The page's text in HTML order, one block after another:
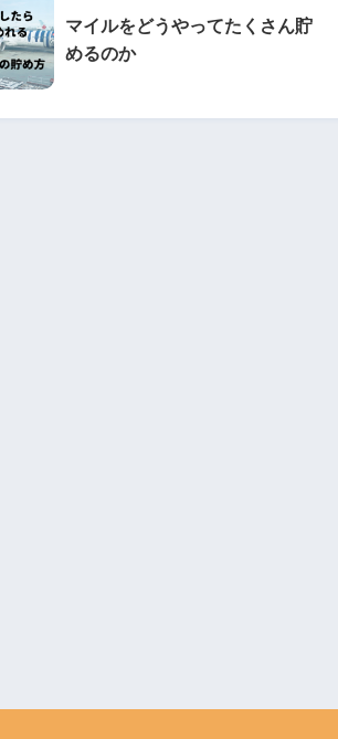
マイルをどうやってたくさん貯
めるのか